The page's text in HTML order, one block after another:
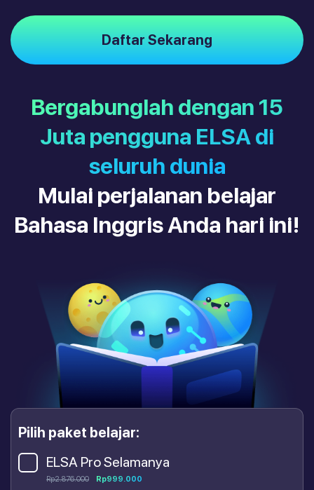
Daftar Sekarang
Bergabunglah dengan 15
Juta pengguna ELSA di
seluruh dunia
Mulai perjalanan belajar
Bahasa Inggris Anda hari ini!
Pilih paket belajar:
ELSA Pro Selamanya
Rp2.876.000 Rp999.000